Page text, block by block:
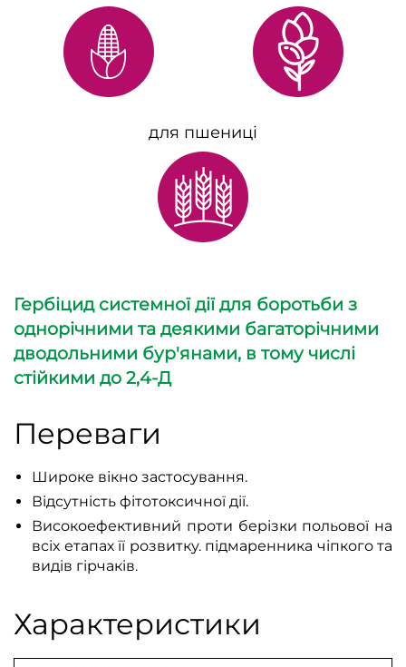
для пшениці
Гербіцид системної дії для боротьби з
однорічними та деякими багаторічними
дводольними бур'янами, в тому числі
стійкими до 2,4-Д
Переваги
Широке вікно застосування.
Відсутність фітотоксичної дії.
Високоефективний проти берізки польової на
всіх етапах її розвитку. підмаренника чіпкого та
видів гірчаків.
Характеристики